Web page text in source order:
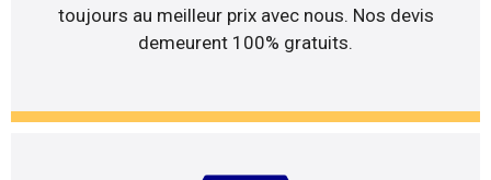
toujours au meilleur prix avec nous. Nos devis
demeurent 100% gratuits.